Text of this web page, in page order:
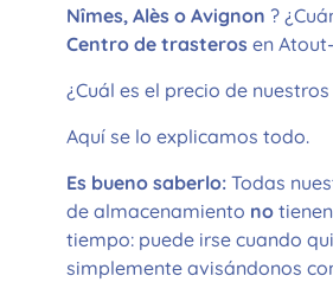
Nîmes, Alès o Avignon ?
Centro de trasteros en
¿Cuál es el precio de nuestros
Aquí se lo explicamos todo.
Es bueno saberlo: Todas
de almacenamiento no
tiempo: puede irse cuando
simplemente avisándonos